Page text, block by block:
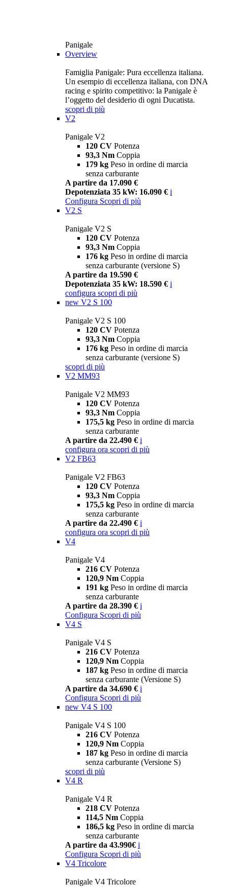
Panigale
Overview
Famiglia Panigale: Pura eccellenza italiana.
Un esempio di eccellenza italiana, con DNA
racing e spirito competitivo: la Panigale è
l’oggetto del desiderio di ogni Ducatista.
scopri di più
V2
Panigale V2
120 CV Potenza
93,3 Nm Coppia
179 kg Peso in ordine di marcia
senza carburante
A partire da 17.090 €
Depotenziata 35 kW: 16.090 € i
Configura Scopri di più
V2 S
Panigale V2 S
120 CV Potenza
93,3 Nm Coppia
176 kg Peso in ordine di marcia
senza carburante (versione S)
A partire da 19.590 €
Depotenziata 35 kW: 18.590 € i
configura scopri di più
new V2 S 100
Panigale V2 S 100
120 CV Potenza
93,3 Nm Coppia
176 kg Peso in ordine di marcia
senza carburante (versione S)
scopri di più
V2 MM93
Panigale V2 MM93
120 CV Potenza
93,3 Nm Coppia
175,5 kg Peso in ordine di marcia
senza carburante
A partire da 22.490 € i
configura ora scopri di più
V2 FB63
Panigale V2 FB63
120 CV Potenza
93,3 Nm Coppia
175,5 kg Peso in ordine di marcia
senza carburante
A partire da 22.490 € i
configura ora scopri di più
V4
Panigale V4
216 CV Potenza
120,9 Nm Coppia
191 kg Peso in ordine di marcia
senza carburante
A partire da 28.390 € i
Configura Scopri di più
V4 S
Panigale V4 S
216 CV Potenza
120,9 Nm Coppia
187 kg Peso in ordine di marcia
senza carburante (Versione S)
A partire da 34.690 € i
Configura Scopri di più
new V4 S 100
Panigale V4 S 100
216 CV Potenza
120,9 Nm Coppia
187 kg Peso in ordine di marcia
senza carburante (Versione S)
scopri di più
V4 R
Panigale V4 R
218 CV Potenza
114,5 Nm Coppia
186,5 kg Peso in ordine di marcia
senza carburante
A partire da 43.990€ i
Configura Scopri di più
V4 Tricolore
Panigale V4 Tricolore